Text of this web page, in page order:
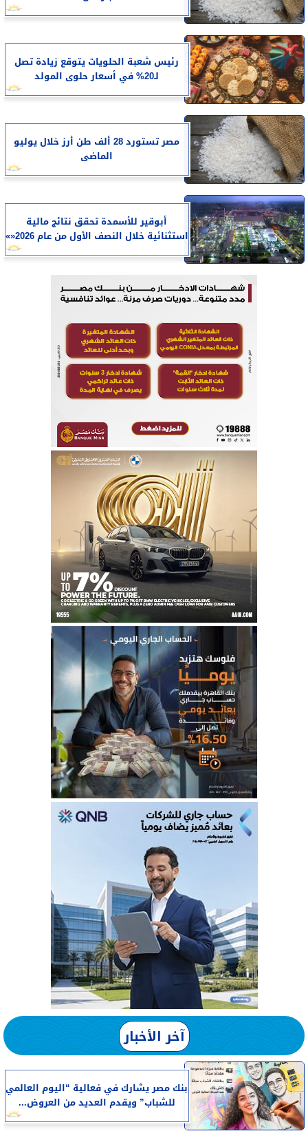
رئيس شعبة الحلويات يتوقع زيادة تصل
لـ20% في أسعار حلوى المولد
مصر تستورد 28 ألف طن أرز خلال يوليو
الماضى
أبوقير للأسمدة تحقق نتائج مالية
استثنائية خلال النصف الأول من عام 2026«»
آخر الأخبار
بنك مصر يشارك في فعالية “اليوم العالمي
للشباب” ويقدم العديد من العروض...